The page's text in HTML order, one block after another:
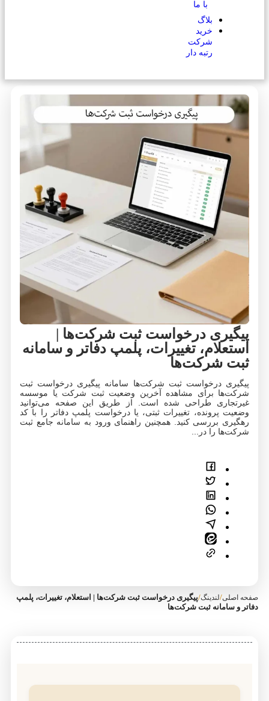
با ما
بلاگ
خرید
شرکت
رتبه دار
پیگیری درخواست ثبت شرکت‌ها |
استعلام، تغییرات، پلمپ دفاتر و سامانه
ثبت شرکت‌ها
پیگیری درخواست ثبت شرکت‌ها سامانه پیگیری درخواست ثبت
شرکت‌ها برای مشاهده آخرین وضعیت ثبت شرکت یا موسسه
غیرتجاری طراحی شده است. از طریق این صفحه می‌توانید
وضعیت پرونده، تغییرات ثبتی، یا درخواست پلمپ دفاتر را با کد
رهگیری بررسی کنید. همچنین راهنمای ورود به سامانه جامع ثبت
شرکت‌ها را در...
صفحه اصلی/لندینگ/پیگیری درخواست ثبت شرکت‌ها | استعلام، تغییرات، پلمپ
دفاتر و سامانه ثبت شرکت‌ها